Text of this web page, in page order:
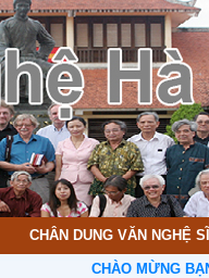
CHÂN DUNG VĂN NGHỆ SĨ
CHÀO MỪNG BẠN